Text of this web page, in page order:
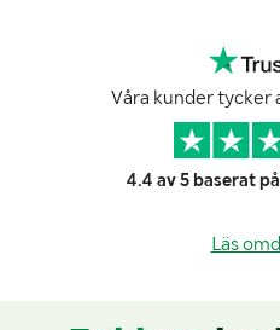
Våra kunder tycker
4.4 av 5 baserat på
Läs